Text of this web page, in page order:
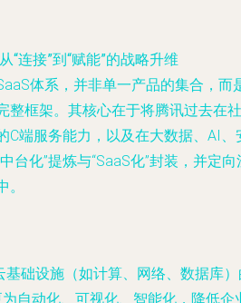
“连接”到“赋能”的战略升维
体系，并非单一产品的集合，而
整框架。其核心在于将腾讯过去在社
C端服务能力，以及在大数据、AI、
台化”提炼与“SaaS化”封装，并定向
基础设施（如计算、网络、数据库
自动化、可视化、智能化，降低企